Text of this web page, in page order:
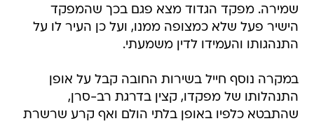
שמירה. מפקד הגדוד מצא פגם בכך שהמפקד
הישיר פעל שלא כמצופה ממנו, ועל כן העיר לו על
התנהגותו והעמידו לדין משמעתי.
במקרה נוסף חייל בשירות החובה קבל על אופן
התנהלותו של מפקדו, קצין בדרגת רב-סרן,
שהתבטא כלפיו באופן בלתי הולם ואף קרע שרשרת